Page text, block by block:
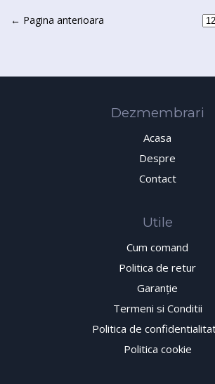
← Pagina anterioara
Dezmembrari
Acasa
Despre
Contact
Utile
Cum comand
Politica de retur
Garanţie
Termeni si Conditii
Politica de
Politica cookie